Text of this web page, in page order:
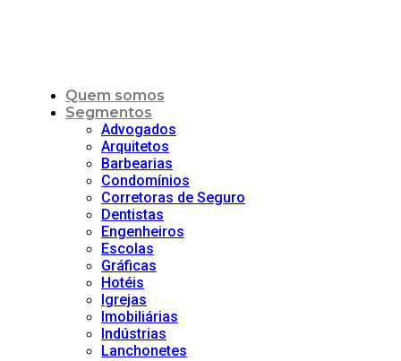
Quem somos
Segmentos
Advogados
Arquitetos
Barbearias
Condomínios
Corretoras de Seguro
Dentistas
Engenheiros
Escolas
Gráficas
Hotéis
Igrejas
Imobiliárias
Indústrias
Lanchonetes